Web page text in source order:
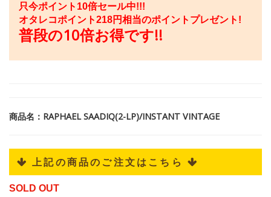
只今ポイント10倍セール中!!!
オタレコポイント218円相当のポイントプレゼント!
普段の10倍お得です!!
商品名：RAPHAEL SAADIQ(2-LP)/INSTANT VINTAGE
 上記の商品のご注文はこちら 
SOLD OUT